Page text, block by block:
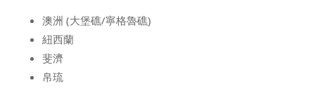
澳洲 (大堡礁/寧格魯礁)
紐西蘭
斐濟
帛琉